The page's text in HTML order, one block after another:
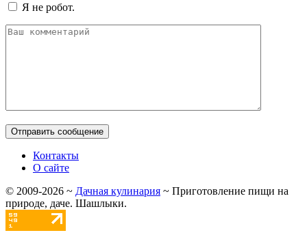
Я не робот.
Контакты
О сайте
© 2009-2026 ~ Дачная кулинария ~ Приготовление пищи на
природе, даче. Шашлыки.